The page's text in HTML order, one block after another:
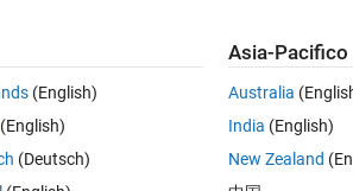
0 voti
il 15
(English)
(Deutsch)
Asia-Pacifico
Australia
India (English)
New Zealand